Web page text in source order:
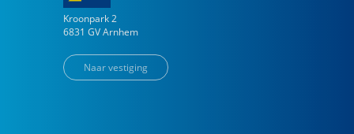
Kroonpark 2
6831 GV Arnhem
Naar vestiging